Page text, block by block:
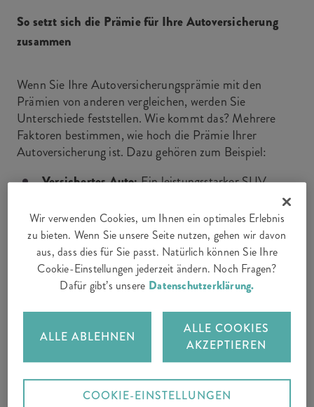
So setzt sich die Prämie für Ihre Autoversicherung
zusammen
Wenn Sie Ihre Autoversicherungsprämie mit den
Prämien von anderen vergleichen, werden Sie
Unterschiede feststellen. Wie kommt das? Mehrere
Faktoren bestimmen, wie hoch die Prämie Ihrer
Autoversicherung ist. Dazu gehören zum Beispiel:
Versichertes Auto:Ein leistungsstarker SUV
kostet in der Regel mehr Versicherungsprämie als
ein kompakter Kleinwagen.
Gedeckte Leistungen:Je mehr Sie versichern,
umso teurer wird Ihre Autoversicherungsprämie.
Ihre persönlichen Angaben:Erfahrene
weniger Prämie für die Autoversicherung als
Personen, die erst seit Kurzem ein Auto fahren.
Ratgeber.
Wir verwenden Cookies, um Ihnen ein optimales Erlebnis
zu bieten. Wenn Sie unsere Seite nutzen, gehen wir davon
aus, dass dies für Sie passt. Natürlich können Sie Ihre
Cookie-Einstellungen jederzeit ändern. Noch Fragen?
Dafür gibt’s unsere Datenschutzerklärung.
ALLE ABLEHNEN
ALLE COOKIES
AKZEPTIEREN
COOKIE-EINSTELLUNGEN